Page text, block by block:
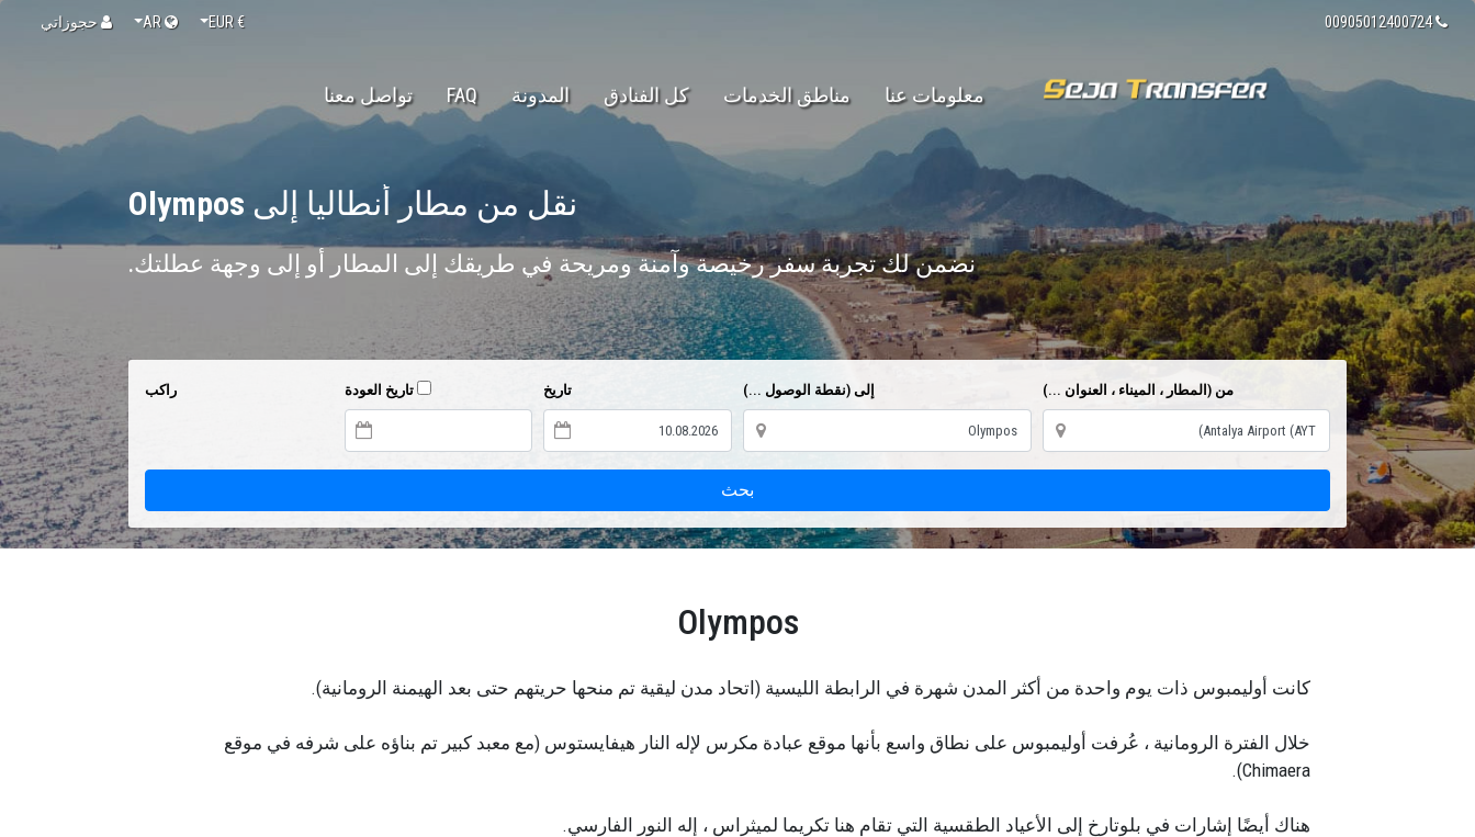
00905012400724 حجوزاتي AR €
EUR
معلومات عنا مناطق الخدمات كل الفنادق المدونة FAQ تواصل معنا
نقل من مطار أنطاليا إلى Olympos
نضمن لك تجربة سفر رخيصة وآمنة ومريحة في طريقك إلى المطار أو إلى وجهة عطلتك.
من (المطار ، الميناء ، العنوان ...) إلى (نقطة الوصول ...) تاريخ تاريخ العودة راكب
بحث
Olympos
كانت أوليمبوس ذات يوم واحدة من أكثر المدن شهرة في الرابطة الليسية (اتحاد مدن ليقية تم منحها حريتهم حتى بعد الهيمنة الرومانية).
خلال الفترة الرومانية ، عُرفت أوليمبوس على نطاق واسع بأنها موقع عبادة مكرس لإله النار هيفايستوس (مع معبد كبير تم بناؤه على شرفه في موقع
Chimaera).
هناك أيضًا إشارات في بلوتارخ إلى الأعياد الطقسية التي تقام هنا تكريما لميثراس ، إله النور الفارسي.